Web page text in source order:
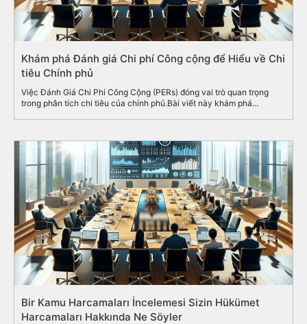
Khám phá Đánh giá Chi phí Công cộng để Hiểu về Chi
tiêu Chính phủ
Việc Đánh Giá Chi Phí Công Cộng (PERs) đóng vai trò quan trọng
trong phân tích chi tiêu của chính phủ.Bài viết này khám phá...
Bir Kamu Harcamaları İncelemesi Sizin Hükümet
Harcamaları Hakkında Ne Söyler